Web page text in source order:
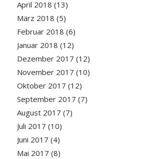
April 2018 (13)
März 2018 (5)
Februar 2018 (6)
Januar 2018 (12)
Dezember 2017 (12)
November 2017 (10)
Oktober 2017 (12)
September 2017 (7)
August 2017 (7)
Juli 2017 (10)
Juni 2017 (4)
Mai 2017 (8)